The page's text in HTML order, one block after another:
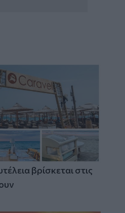
βρίσκεται στις